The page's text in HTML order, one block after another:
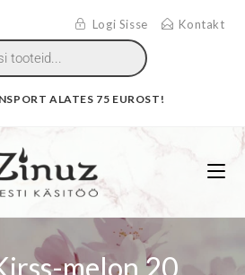
Logi Sisse Kontakt
ALATES 75 EUROST!
melon 20